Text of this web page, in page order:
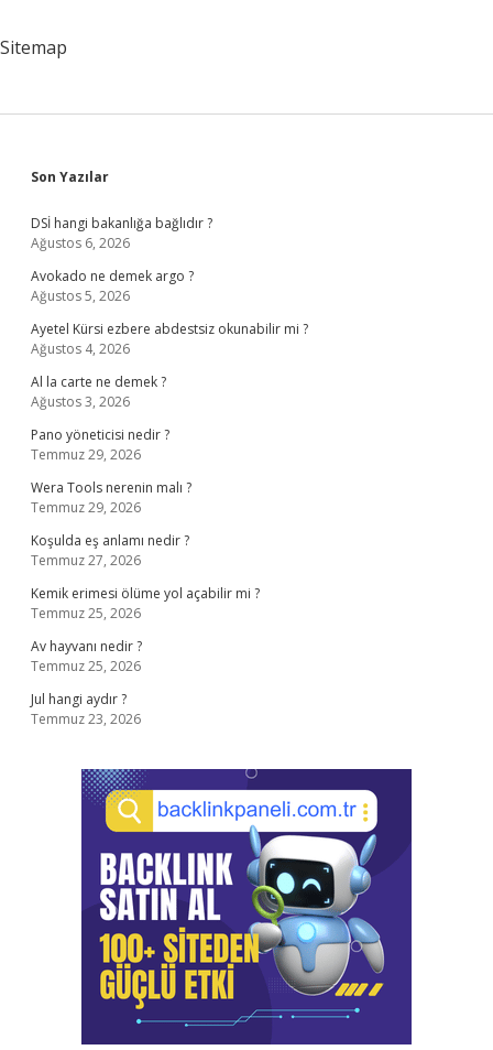
Sitemap
Sidebar
Son Yazılar
DSİ hangi bakanlığa bağlıdır ?
Ağustos 6, 2026
Avokado ne demek argo ?
Ağustos 5, 2026
Ayetel Kürsi ezbere abdestsiz okunabilir mi ?
Ağustos 4, 2026
Al la carte ne demek ?
Ağustos 3, 2026
Pano yöneticisi nedir ?
Temmuz 29, 2026
Wera Tools nerenin malı ?
Temmuz 29, 2026
Koşulda eş anlamı nedir ?
Temmuz 27, 2026
Kemik erimesi ölüme yol açabilir mi ?
Temmuz 25, 2026
Av hayvanı nedir ?
Temmuz 25, 2026
Jul hangi aydır ?
Temmuz 23, 2026